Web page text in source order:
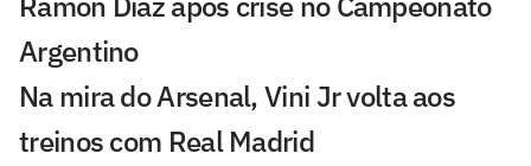
Argentino
Na mira do Arsenal, Vini Jr volta aos
treinos com Real Madrid